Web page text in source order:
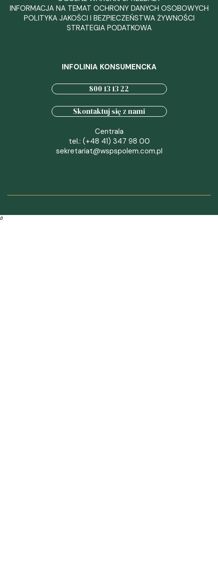
INFORMACJA NA TEMAT OCHRONY DANYCH OSOBOWYCH
POLITYKA JAKOŚCI I BEZPIECZEŃSTWA ŻYWNOŚCI
STRATEGIA PODATKOWA
INFOLINIA KONSUMENCKA
800 13 13 22
Skontaktuj się z nami
Centrala
tel.: (+48 41) 347 98 00
sekretariat@wspspolem.com.pl
∂